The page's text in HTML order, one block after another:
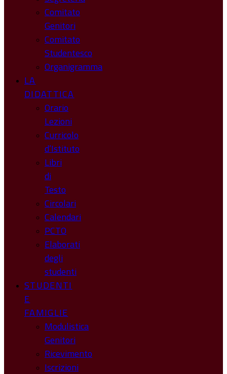
Comitato
Genitori
Comitato
Studentesco
Organigramma
LA
DIDATTICA
Orario
Lezioni
Curricolo
d’Istituto
Libri
di
Testo
Circolari
Calendari
PCTO
Elaborati
degli
studenti
STUDENTI
E
FAMIGLIE
Modulistica
Genitori
Ricevimento
Iscrizioni